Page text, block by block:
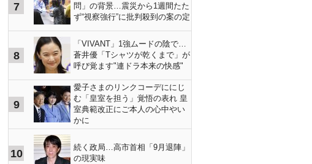
7
問」の背景…震災から1週間たた
ず“視察強行”に批判殺到の案の定
8
「VIVANT」1強ムードの陰で…
蒼井優「Tシャツが乾くまで」が
呼び覚ます"連ドラ本来の快感"
9
愛子さまのリンクコーデににじ
む「皇室を担う」覚悟の表れ 皇
室典範改正にご本人の心中やい
かに
10
続く政局…高市首相「9月退陣」
の現実味